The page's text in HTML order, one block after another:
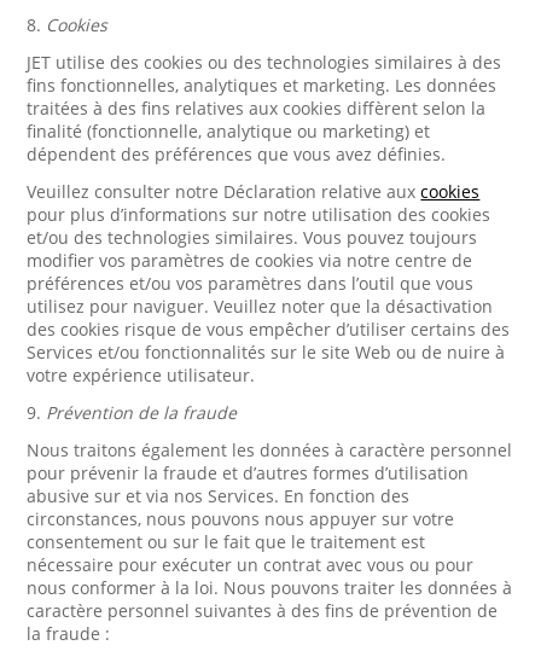
8. Cookies
JET utilise des cookies ou des technologies similaires à des
fins fonctionnelles, analytiques et marketing. Les données
traitées à des fins relatives aux cookies diffèrent selon la
finalité (fonctionnelle, analytique ou marketing) et
dépendent des préférences que vous avez définies.
Veuillez consulter notre Déclaration relative auxcookies
pour plus d’informations sur notre utilisation des cookies
et/ou des technologies similaires. Vous pouvez toujours
modifier vos paramètres de cookies via notre centre de
préférences et/ou vos paramètres dans l’outil que vous
utilisez pour naviguer. Veuillez noter que la désactivation
des cookies risque de vous empêcher d’utiliser certains des
Services et/ou fonctionnalités sur le site Web ou de nuire à
votre expérience utilisateur.
9. Prévention de la fraude
Nous traitons également les données à caractère personnel
pour prévenir la fraude et d’autres formes d’utilisation
abusive sur et via nos Services. En fonction des
circonstances, nous pouvons nous appuyer sur votre
consentement ou sur le fait que le traitement est
nécessaire pour exécuter un contrat avec vous ou pour
nous conformer à la loi. Nous pouvons traiter les données à
caractère personnel suivantes à des fins de prévention de
la fraude :